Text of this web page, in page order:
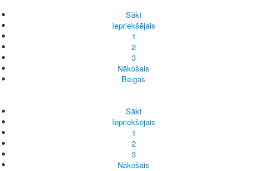
Sākt
Iepriekšējais
1
2
3
Nākošais
Beigas
Sākt
Iepriekšējais
1
2
3
Nākošais